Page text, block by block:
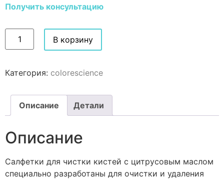
Получить консультацию
В корзину
Категория: colorescience
Описание Детали
Описание
Салфетки для чистки кистей с цитрусовым маслом
специально разработаны для очистки и удаления